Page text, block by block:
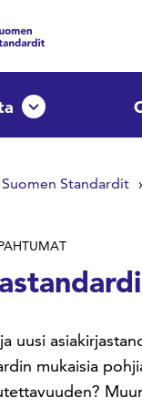
Avaa tai sulje
Suomen Standardit
uusi
mukaisia